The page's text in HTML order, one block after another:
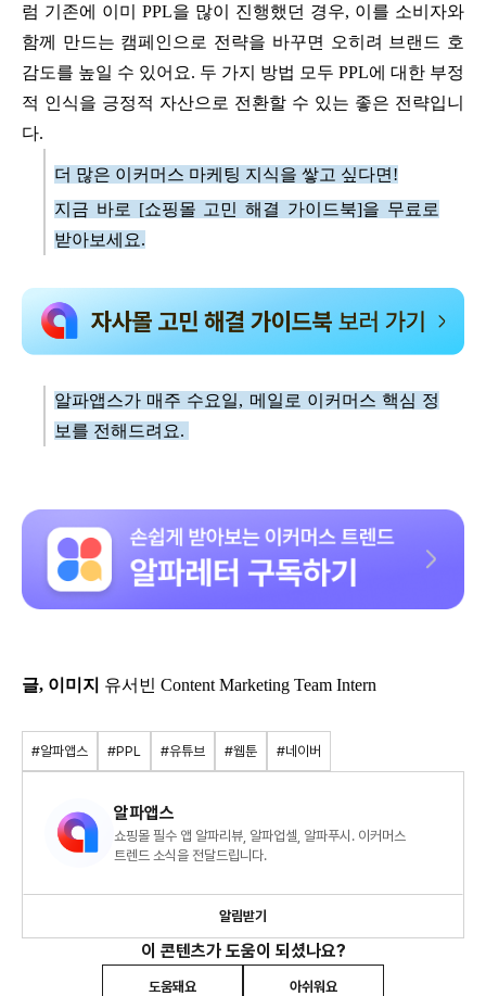
럼 기존에 이미 PPL을 많이 진행했던 경우, 이를 소비자와
함께 만드는 캠페인으로 전략을 바꾸면 오히려 브랜드 호
감도를 높일 수 있어요. 두 가지 방법 모두 PPL에 대한 부정
적 인식을 긍정적 자산으로 전환할 수 있는 좋은 전략입니
다.
더 많은 이커머스 마케팅 지식을 쌓고 싶다면!
지금 바로 [쇼핑몰 고민 해결 가이드북]을 무료로
받아보세요.
알파앱스가 매주 수요일, 메일로 이커머스 핵심 정
보를 전해드려요.
글, 이미지 유서빈 Content Marketing Team Intern
#알파앱스 #PPL #유튜브 #웹툰 #네이버
알파앱스
쇼핑몰 필수 앱 알파리뷰, 알파업셀, 알파푸시. 이커머스
트렌드 소식을 전달드립니다.
알림받기
이 콘텐츠가 도움이 되셨나요?
도움돼요 아쉬워요